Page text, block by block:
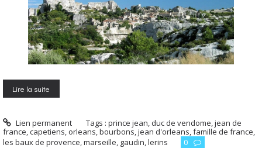
Lire la suite
Lien permanent Tags :prince jean, duc de vendome,jean de
france,capetiens, orleans,bourbons,jean d'orleans,famille de france,
les baux de provence,marseille, gaudin,lerins 0